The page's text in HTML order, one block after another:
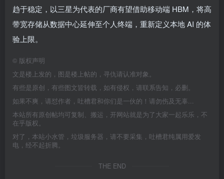
趋于稳定，以三星为代表的厂商有望借助移动端 HBM，将高
带宽存储从数据中心延伸至个人终端，重新定义本地 AI 的体
验上限。
© 版权声明
文是楼上发的，图是楼上帖的，寻仇请认准对象。
有些是原创，有些图文皆转载，如有侵权，请联系告知，必删。
如果不爽，请怼作者，吐槽君和你们是一伙的！请勿伤及无辜...
本站所有原创帖均可复制、搬运，开网站就是为了大家一起乐乐，不
在乎版权。
对了，本站小水管，垃圾服务器，请不要采集，吐槽君纯属用爱发
电，经不起折腾。
THE END